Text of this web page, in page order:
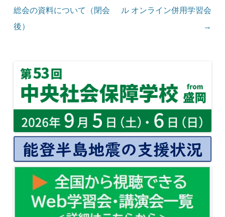
総会の資料について（閉会
後）
ル オンライン併用学習会
→